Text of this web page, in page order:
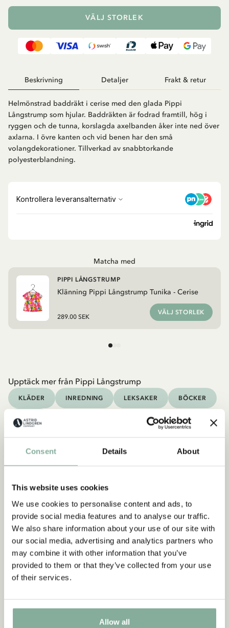
Consent Details About
This website uses cookies
We use cookies to personalise content and ads, to
provide social media features and to analyse our traffic.
We also share information about your use of our site with
our social media, advertising and analytics partners who
may combine it with other information that you’ve
provided to them or that they’ve collected from your use
of their services.
Allow all
VÄLJ STORLEK
Beskrivning Detaljer Frakt & retur
Helmönstrad baddräkt i cerise med den glada Pippi
Långstrump som hjular. Baddräkten är fodrad framtill, hög i
ryggen och de tunna, korslagda axelbanden åker inte ned över
axlarna. I övre kanten och vid benen har den små
volangdekorationer. Tillverkad av snabbtorkande
polyesterblandning.
Matcha med
Klänning Pippi Långstrump Tunika - Cerise
PIPPI LÅNGSTRUMP
289.00 SEK
VÄLJ STORLEK
Upptäck mer från Pippi Långstrump
KLÄDER INREDNING LEKSAKER BÖCKER
KALAS
KOSTYMER & MASKERAD KLÄNNINGAR